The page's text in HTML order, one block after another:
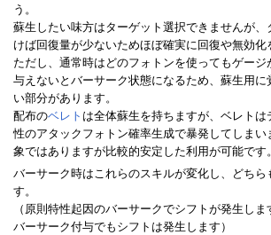
う。
蘇生したい味方はターゲット選択できませんが、
けば回復量が少ないためほぼ確実に回復や無効化
ただし、通常時はどのフォトンを使ってもゲージ
与えないとバーサーク状態になるため、蘇生用に
い部分があります。
配布のベレト は全体蘇生を持ちますが、ベレト
性のアタックフォトン確率生成で暴発してしま
象ではありますが比較的安定した利用が可能です。
バーサーク時はこれらのスキルが変化し、どちら
す。
（原則特性起因のバーサークでシフトが発生し
バーサーク付与でもシフトは発生します）